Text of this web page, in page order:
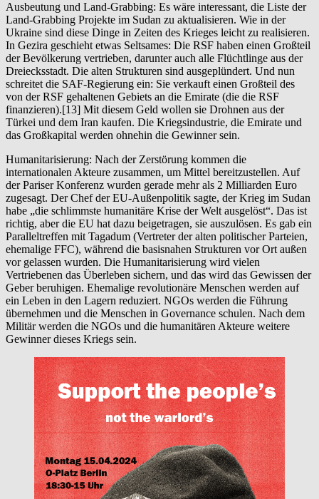
Ausbeutung und Land-Grabbing: Es wäre interessant, die Liste der
Land-Grabbing Projekte im Sudan zu aktualisieren. Wie in der
Ukraine sind diese Dinge in Zeiten des Krieges leicht zu realisieren.
In Gezira geschieht etwas Seltsames: Die RSF haben einen Großteil
der Bevölkerung vertrieben, darunter auch alle Flüchtlinge aus der
Dreiecksstadt. Die alten Strukturen sind ausgeplündert. Und nun
schreitet die SAF-Regierung ein: Sie verkauft einen Großteil des
von der RSF gehaltenen Gebiets an die Emirate (die die RSF
finanzieren).[13] Mit diesem Geld wollen sie Drohnen aus der
Türkei und dem Iran kaufen. Die Kriegsindustrie, die Emirate und
das Großkapital werden ohnehin die Gewinner sein.
Humanitarisierung: Nach der Zerstörung kommen die
internationalen Akteure zusammen, um Mittel bereitzustellen. Auf
der Pariser Konferenz wurden gerade mehr als 2 Milliarden Euro
zugesagt. Der Chef der EU-Außenpolitik sagte, der Krieg im Sudan
habe „die schlimmste humanitäre Krise der Welt ausgelöst“. Das ist
richtig, aber die EU hat dazu beigetragen, sie auszulösen. Es gab ein
Paralleltreffen mit Tagadum (Vertreter der alten politischer Parteien,
ehemalige FFC), während die basisnahen Strukturen vor Ort außen
vor gelassen wurden. Die Humanitarisierung wird vielen
Vertriebenen das Überleben sichern, und das wird das Gewissen der
Geber beruhigen. Ehemalige revolutionäre Menschen werden auf
ein Leben in den Lagern reduziert. NGOs werden die Führung
übernehmen und die Menschen in Governance schulen. Nach dem
Militär werden die NGOs und die humanitären Akteure weitere
Gewinner dieses Kriegs sein.